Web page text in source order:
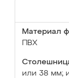
Материал
ПВХ
или 38 мм;